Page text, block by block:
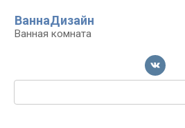
контенту
ВаннаДизайн
Ванная комната
Поиск: